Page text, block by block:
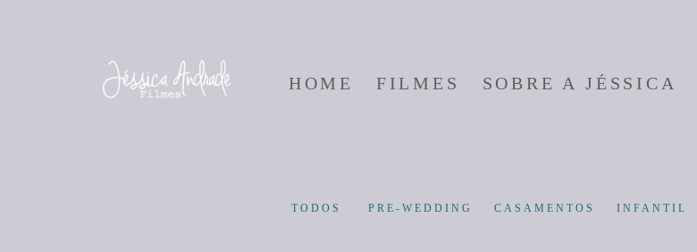
HOME FILMES SOBRE A JÉSSICA
TODOS PRE-WEDDING CASAMENTOS INFANTIL